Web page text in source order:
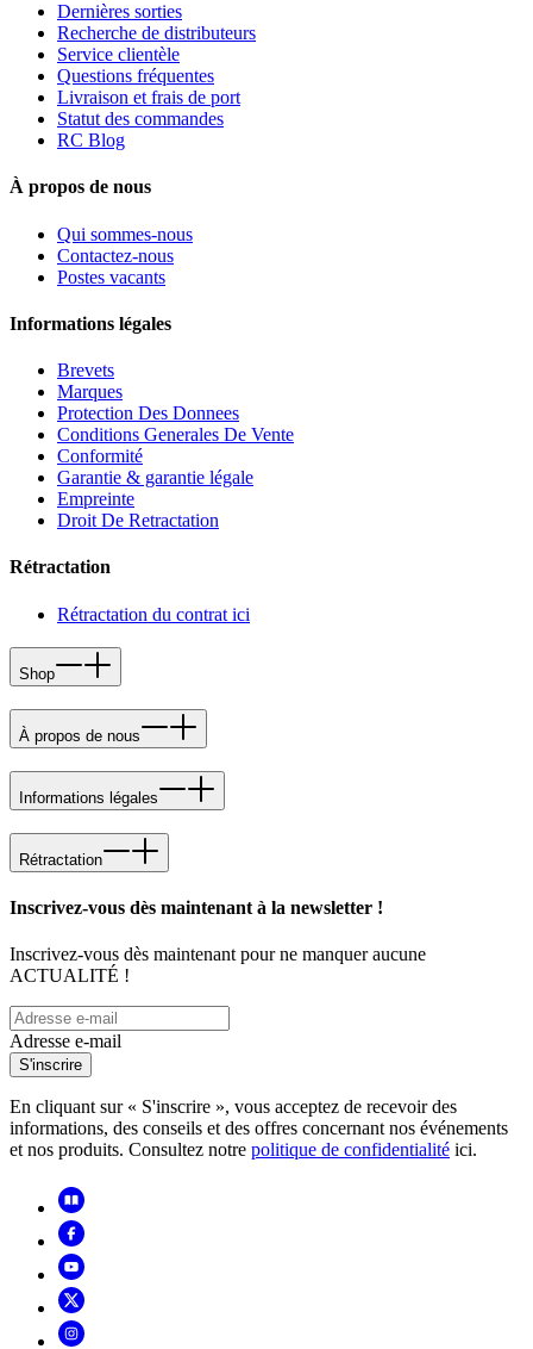
Dernières sorties
Recherche de distributeurs
Service clientèle
Questions fréquentes
Livraison et frais de port
Statut des commandes
RC Blog
À propos de nous
Qui sommes-nous
Contactez-nous
Postes vacants
Informations légales
Brevets
Marques
Protection Des Donnees
Conditions Generales De Vente
Conformité
Garantie & garantie légale
Empreinte
Droit De Retractation
Rétractation
Rétractation du contrat ici
Shop
À propos de nous
Informations légales
Rétractation
Inscrivez-vous dès maintenant à la newsletter !
Inscrivez-vous dès maintenant pour ne manquer aucune
ACTUALITÉ !
Adresse e-mail
S'inscrire
En cliquant sur « S'inscrire », vous acceptez de recevoir des
informations, des conseils et des offres concernant nos événements
et nos produits. Consultez notre politique de confidentialité ici.